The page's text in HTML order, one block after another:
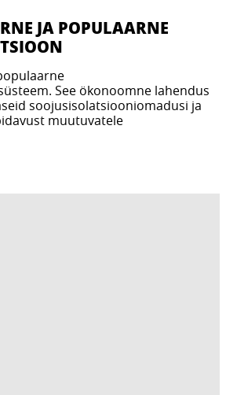
JA POPULAARNE
See ökonoomne lahendus
soojusisolatsiooniomadusi ja
muutuvatele